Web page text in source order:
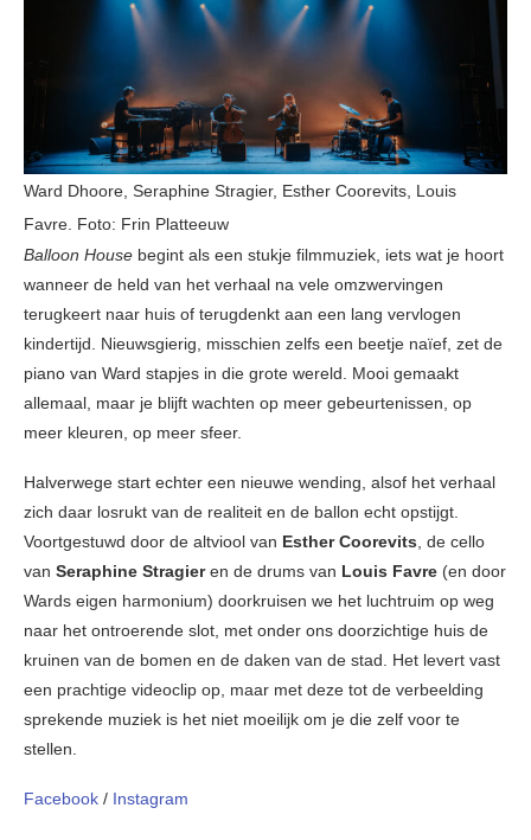
Ward Dhoore, Seraphine Stragier, Esther Coorevits, Louis
Favre. Foto: Frin Platteeuw
Balloon House begint als een stukje filmmuziek, iets wat je hoort
wanneer de held van het verhaal na vele omzwervingen
terugkeert naar huis of terugdenkt aan een lang vervlogen
kindertijd. Nieuwsgierig, misschien zelfs een beetje naïef, zet de
piano van Ward stapjes in die grote wereld. Mooi gemaakt
allemaal, maar je blijft wachten op meer gebeurtenissen, op
meer kleuren, op meer sfeer.
Halverwege start echter een nieuwe wending, alsof het verhaal
zich daar losrukt van de realiteit en de ballon echt opstijgt.
Voortgestuwd door de altviool van Esther Coorevits, de cello
van Seraphine Stragieren de drums van Louis Favre (en door
Wards eigen harmonium) doorkruisen we het luchtruim op weg
naar het ontroerende slot, met onder ons doorzichtige huis de
kruinen van de bomen en de daken van de stad. Het levert vast
een prachtige videoclip op, maar met deze tot de verbeelding
sprekende muziek is het niet moeilijk om je die zelf voor te
stellen.
Facebook / Instagram